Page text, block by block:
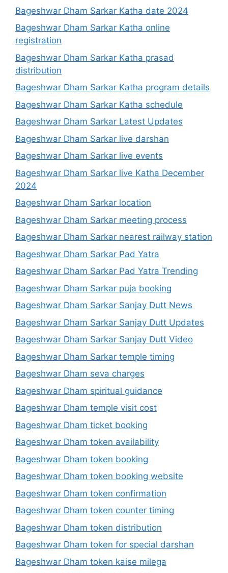
Bageshwar Dham Sarkar Katha date 2024
Bageshwar Dham Sarkar Katha online
registration
Bageshwar Dham Sarkar Katha prasad
distribution
Bageshwar Dham Sarkar Katha program details
Bageshwar Dham Sarkar Katha schedule
Bageshwar Dham Sarkar Latest Updates
Bageshwar Dham Sarkar live darshan
Bageshwar Dham Sarkar live events
Bageshwar Dham Sarkar live Katha December
2024
Bageshwar Dham Sarkar location
Bageshwar Dham Sarkar meeting process
Bageshwar Dham Sarkar nearest railway station
Bageshwar Dham Sarkar Pad Yatra
Bageshwar Dham Sarkar Pad Yatra Trending
Bageshwar Dham Sarkar puja booking
Bageshwar Dham Sarkar Sanjay Dutt News
Bageshwar Dham Sarkar Sanjay Dutt Updates
Bageshwar Dham Sarkar Sanjay Dutt Video
Bageshwar Dham Sarkar temple timing
Bageshwar Dham seva charges
Bageshwar Dham spiritual guidance
Bageshwar Dham temple visit cost
Bageshwar Dham ticket booking
Bageshwar Dham token availability
Bageshwar Dham token booking
Bageshwar Dham token booking website
Bageshwar Dham token confirmation
Bageshwar Dham token counter timing
Bageshwar Dham token distribution
Bageshwar Dham token for special darshan
Bageshwar Dham token kaise milega